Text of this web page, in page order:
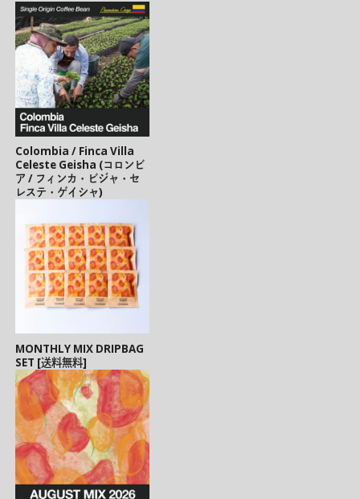
Colombia / Finca Villa
Celeste Geisha (コロンビ
ア / フィンカ・ビジャ・セ
レステ・ゲイシャ)
MONTHLY MIX DRIPBAG
SET [送料無料]